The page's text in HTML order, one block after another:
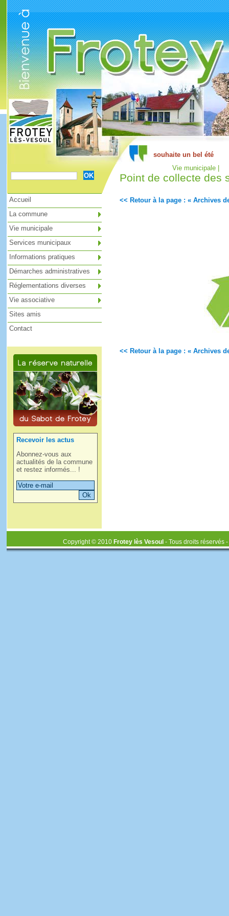
Recevoir les actus
Abonnez-vous aux
actualités de la commune
et restez informés... !
Vie municipale |
Point de collecte des
<< Retour à la page : « Archives
<< Retour à la page : « Archives
Copyright © 2010 Frotey lès Vesoul - Tous droits réservés
Accueil
La commune
Vie municipale
Services municipaux
Informations pratiques
Démarches administratives
Réglementations diverses
Vie associative
Sites amis
Contact
Cookies management panel